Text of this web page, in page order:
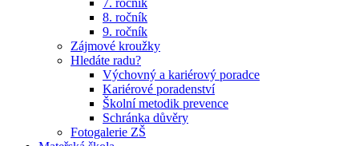
7. ročník
8. ročník
9. ročník
Zájmové kroužky
Hledáte radu?
Výchovný a kariérový poradce
Kariérové poradenství
Školní metodik prevence
Schránka důvěry
Fotogalerie ZŠ